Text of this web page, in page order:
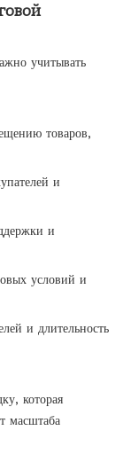
учитывать
товаров,
и
и
условий и
и длительность
которая
масштаба